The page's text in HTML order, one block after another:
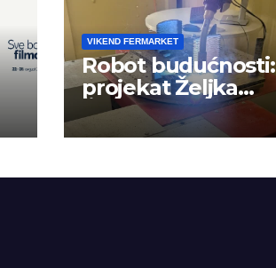
VIKEND FERMARKET
Robot budućnosti:
projekat Željka
Šarića